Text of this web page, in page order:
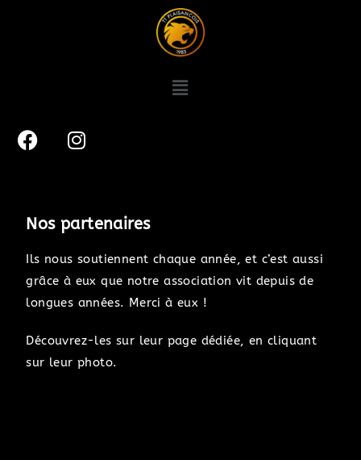
Nos partenaires
Ils nous soutiennent chaque année, et c’est aussi
grâce à eux que notre association vit depuis de
longues années. Merci à eux !
Découvrez-les sur leur page dédiée, en cliquant
sur leur photo.